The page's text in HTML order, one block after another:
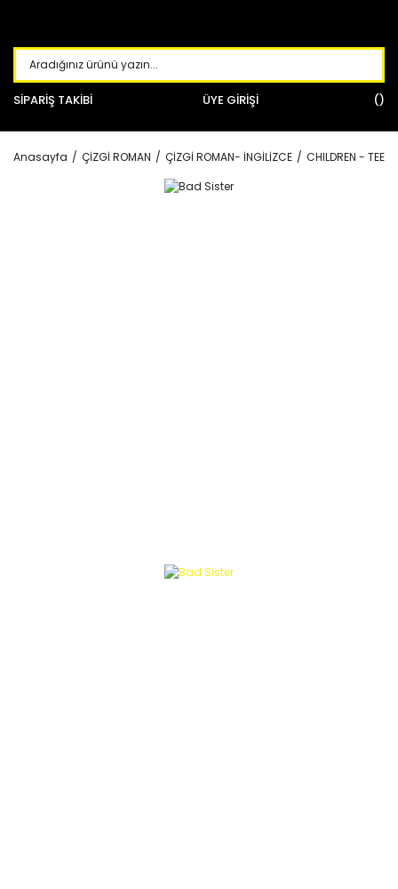
SİPARİŞ TAKİBİ ÜYE GİRİŞİ
Anasayfa ÇİZGİ ROMAN ÇİZGİ ROMAN- İNGİLİZCE CHILDREN - TEEN